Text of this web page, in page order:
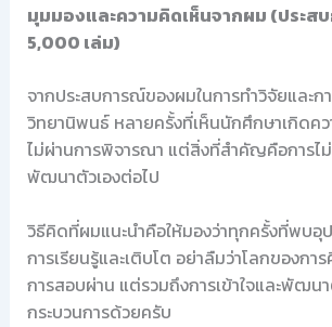
มุมมองและความคิดเห็นจากผม (ประส
5,000 เล่ม)
จากประสบการณ์ของผมในการทำวิจัยและก
วิทยานิพนธ์ หลายครั้งที่เห็นนักศึกษาเกิดคว
ไม่ผ่านการพิจารณา แต่สิ่งที่สำคัญคือการไ
พัฒนาตัวเองต่อไป
วิธีคิดที่ผมแนะนำคือให้มองว่าทุกครั้งที่พบอุ
การเรียนรู้และเติบโต อย่าลืมว่าโลกของกา
การสอบผ่าน แต่รวมถึงการเข้าใจและพัฒนา
กระบวนการด้วยครับ